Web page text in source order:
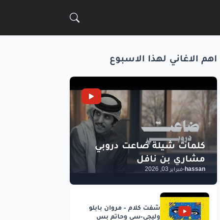
اهم الاغاني لهذا الاسبوع
hassan
-فبراير 03, 2026